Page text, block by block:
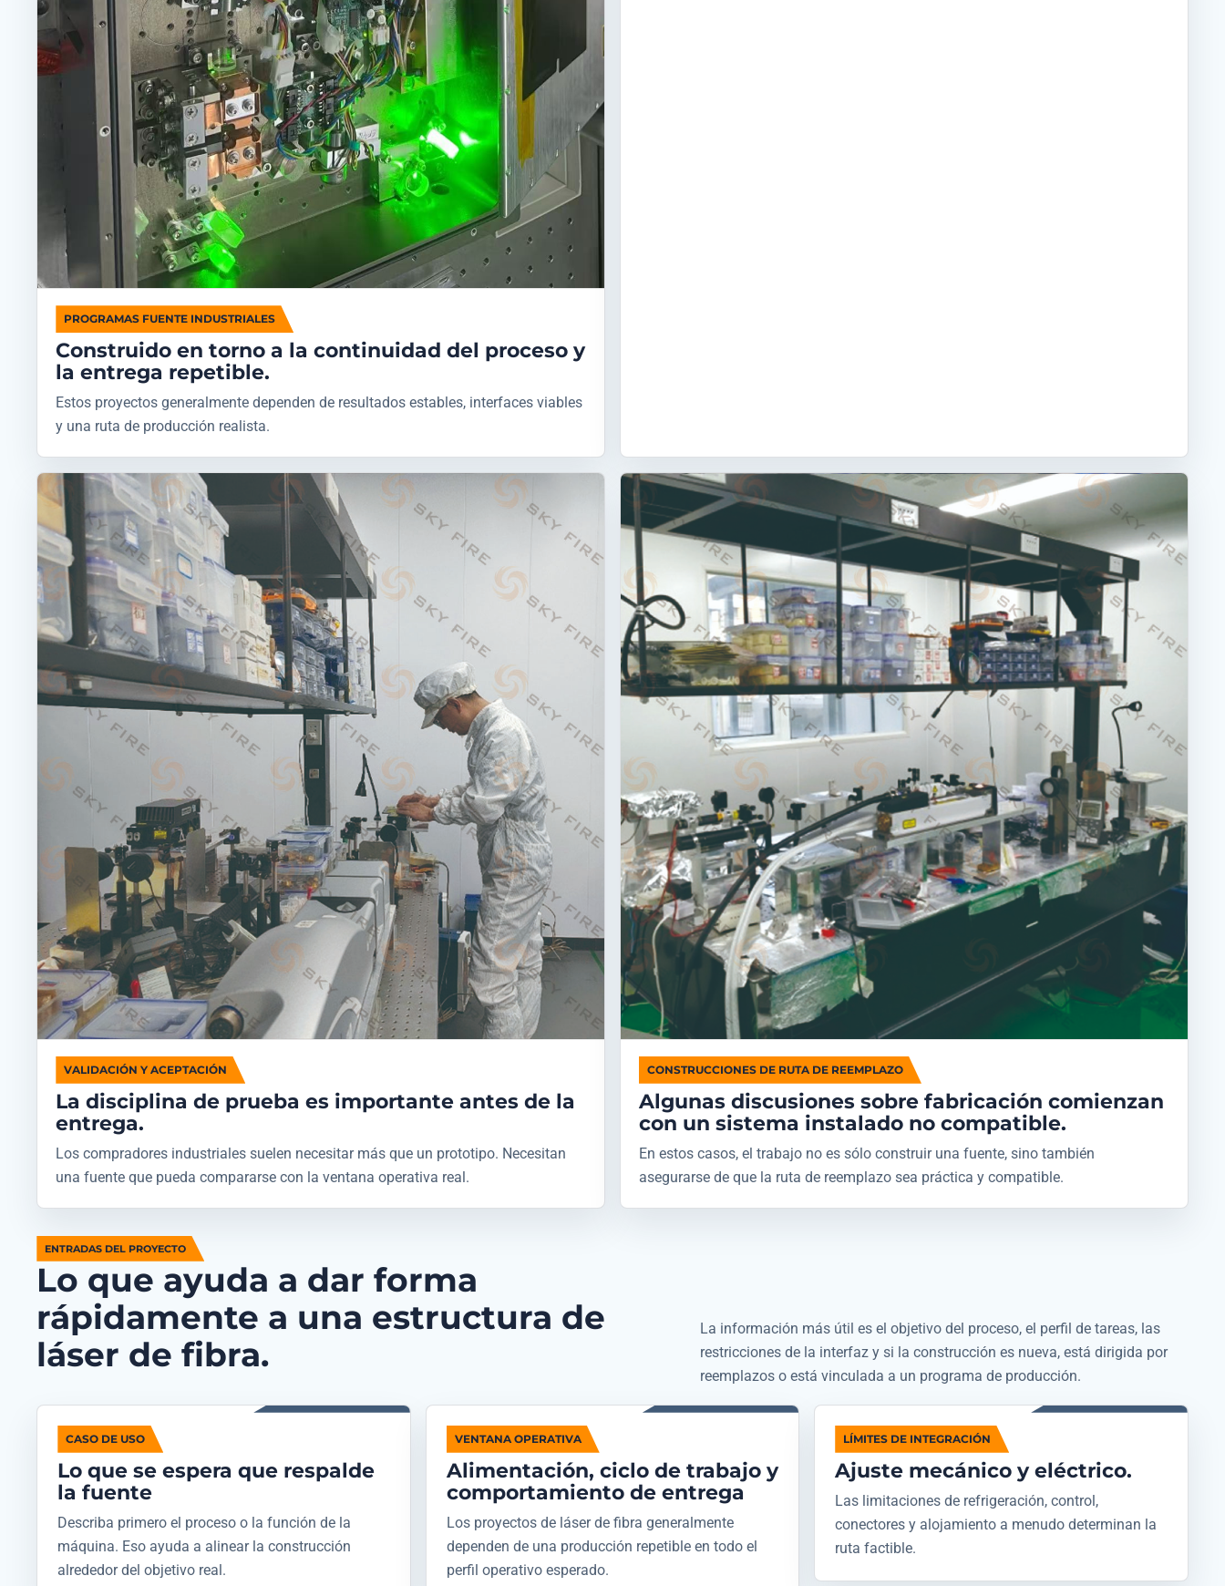
PROGRAMAS FUENTE INDUSTRIALES
Construido en torno a la continuidad del proceso y
la entrega repetible.
Estos proyectos generalmente dependen de resultados estables, interfaces viables
y una ruta de producción realista.
VALIDACIÓN Y ACEPTACIÓN
La disciplina de prueba es importante antes de la
entrega.
Los compradores industriales suelen necesitar más que un prototipo. Necesitan
una fuente que pueda compararse con la ventana operativa real.
CONSTRUCCIONES DE RUTA DE REEMPLAZO
Algunas discusiones sobre fabricación comienzan
con un sistema instalado no compatible.
En estos casos, el trabajo no es sólo construir una fuente, sino también
asegurarse de que la ruta de reemplazo sea práctica y compatible.
ENTRADAS DEL PROYECTO
Lo que ayuda a dar forma
rápidamente a una estructura de
láser de fibra.
La información más útil es el objetivo del proceso, el perfil de tareas, las
restricciones de la interfaz y si la construcción es nueva, está dirigida por
reemplazos o está vinculada a un programa de producción.
CASO DE USO
Lo que se espera que respalde
la fuente
Describa primero el proceso o la función de la
máquina. Eso ayuda a alinear la construcción
alrededor del objetivo real.
VENTANA OPERATIVA
Alimentación, ciclo de trabajo y
comportamiento de entrega
Los proyectos de láser de fibra generalmente
dependen de una producción repetible en todo el
perfil operativo esperado.
LÍMITES DE INTEGRACIÓN
Ajuste mecánico y eléctrico.
Las limitaciones de refrigeración, control,
conectores y alojamiento a menudo determinan la
ruta factible.